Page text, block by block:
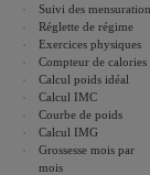
Suivi des
Réglette de régime
Exercices physiques
Compteur de calories
Calcul poids idéal
Calcul IMC
Courbe de poids
Calcul IMG
Grossesse mois par
mois